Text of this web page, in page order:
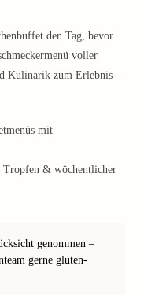
den Tag, bevor
voller
Kulinarik zum Erlebnis –
mit
Tropfen & wöchentlicher
genommen –
gerne gluten-